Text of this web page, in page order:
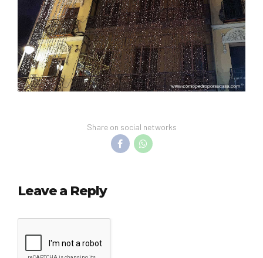
Share on social networks
Leave a Reply